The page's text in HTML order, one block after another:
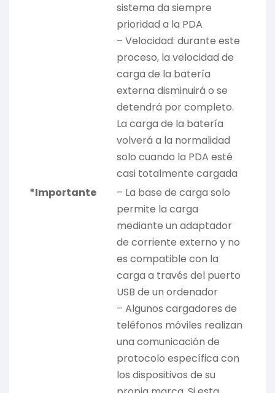
sistema da siempre
prioridad a la PDA
– Velocidad: durante este
proceso, la velocidad de
carga de la batería
externa disminuirá o se
detendrá por completo.
La carga de la batería
volverá a la normalidad
solo cuando la PDA esté
casi totalmente cargada
*Importante
– La base de carga solo
permite la carga
mediante un adaptador
de corriente externo y no
es compatible con la
carga a través del puerto
USB de un ordenador
– Algunos cargadores de
teléfonos móviles realizan
una comunicación de
protocolo específica con
los dispositivos de su